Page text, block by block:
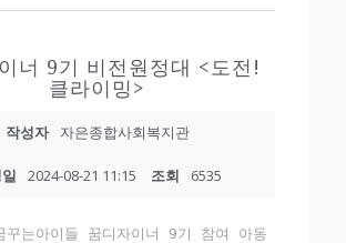
너 9기 비전원정대 <도전!
클라이밍>
작성자 자은종합사회복지관
2024-08-21 11:15 조회 6535
꾸는아이들 꿈디자이너 9기 참여 아동